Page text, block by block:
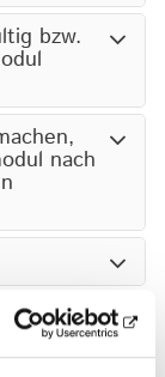
bzw.
nach